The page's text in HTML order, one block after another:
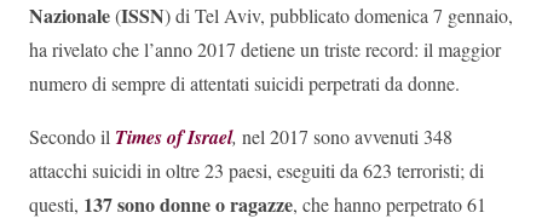
Nazionale(ISSN) di Tel Aviv, pubblicato domenica 7 gennaio,
ha rivelato che l’anno 2017 detiene un triste record: il maggior
numero di sempre di attentati suicidi perpetrati da donne.
Secondo il Times of Israel, nel 2017 sono avvenuti 348
attacchi suicidi in oltre 23 paesi, eseguiti da 623 terroristi; di
questi, 137 sono donne o ragazze, che hanno perpetrato 61